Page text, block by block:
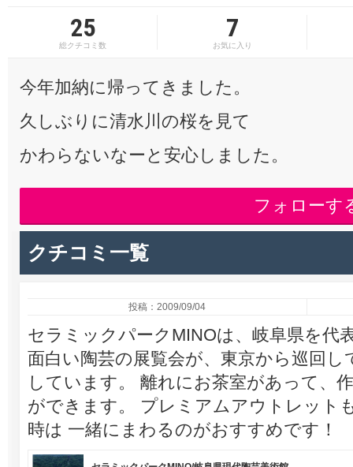
25
総クチコミ数
7
お気に入り
今年加納に帰ってきました。
久しぶりに清水川の桜を見て
かわらないなーと安心しました。
フォローす
クチコミ一覧
投稿：2009/09/04
セラミックパークMINOは、岐阜県を代
面白い陶芸の展覧会が、東京から巡回
しています。 離れにお茶室があって、
ができます。 プレミアムアウトレット
時は 一緒にまわるのがおすすめです！